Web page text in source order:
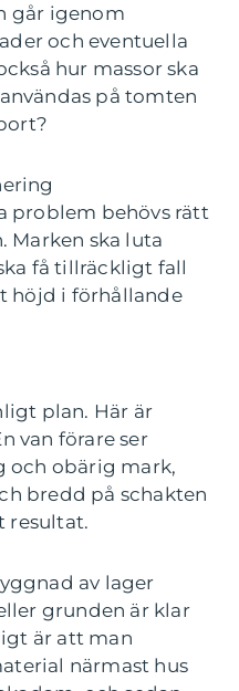
går igenom
och eventuella
hur massor ska
på tomten
problem behövs rätt
Marken ska luta
få tillräckligt fall
höjd i förhållande
plan. Här är
van förare ser
och obärig mark,
bredd på schakten
resultat.
av lager
grunden är klar
är att man
närmast hus